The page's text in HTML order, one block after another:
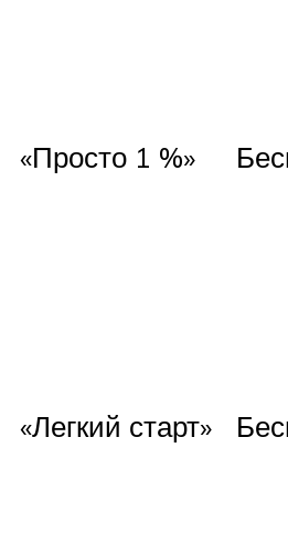
«Просто 1 %»
«Легкий старт»